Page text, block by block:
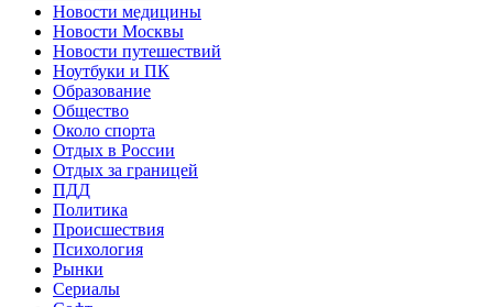
Новости медицины
Новости Москвы
Новости путешествий
Ноутбуки и ПК
Образование
Общество
Около спорта
Отдых в России
Отдых за границей
ПДД
Политика
Происшествия
Психология
Рынки
Сериалы